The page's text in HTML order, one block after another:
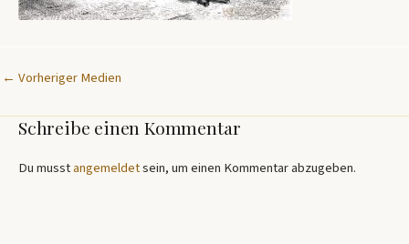
← Vorheriger Medien
Schreibe einen Kommentar
Du musstangemeldetsein, um einen Kommentar abzugeben.